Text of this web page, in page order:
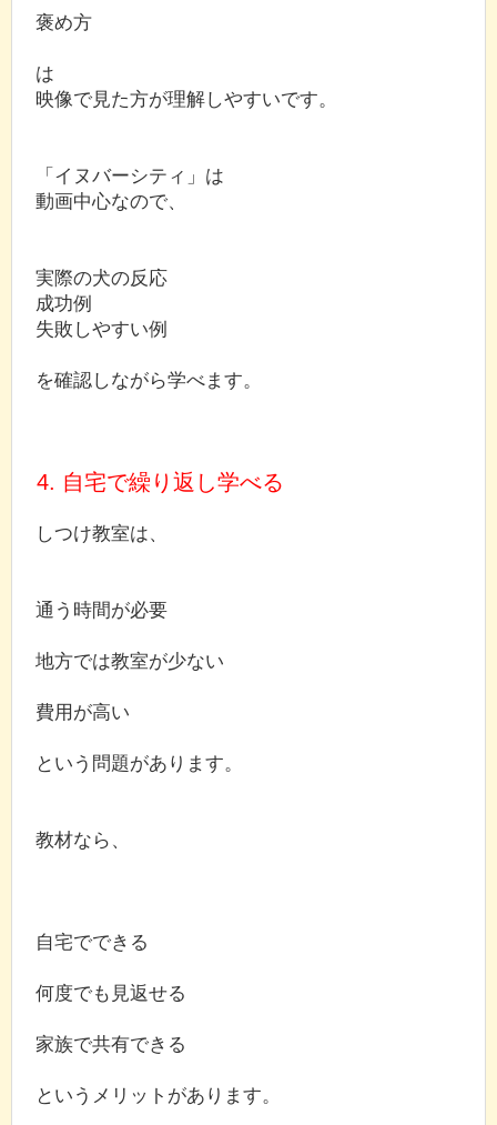
褒め方
は
映像で見た方が理解しやすいです。
「イヌバーシティ」は
動画中心なので、
実際の犬の反応
成功例
失敗しやすい例
を確認しながら学べます。
4. 自宅で繰り返し学べる
しつけ教室は、
通う時間が必要
地方では教室が少ない
費用が高い
という問題があります。
教材なら、
自宅でできる
何度でも見返せる
家族で共有できる
というメリットがあります。